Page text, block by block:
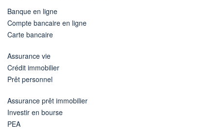
Banque en ligne
Compte bancaire en ligne
Carte bancaire
Assurance vie
Crédit immobilier
Prêt personnel
Assurance prêt immobilier
Investir en bourse
PEA